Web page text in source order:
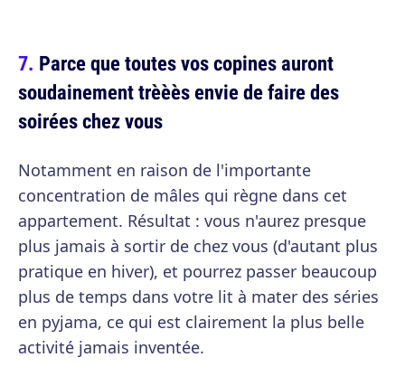
Parce que toutes vos copines auront
soudainement trèèès envie de faire des
soirées chez vous
Notamment en raison de l'importante
concentration de mâles qui règne dans cet
appartement. Résultat : vous n'aurez presque
plus jamais à sortir de chez vous (d'autant plus
pratique en hiver), et pourrez passer beaucoup
plus de temps dans votre lit à mater des séries
en pyjama, ce qui est clairement la plus belle
activité jamais inventée.